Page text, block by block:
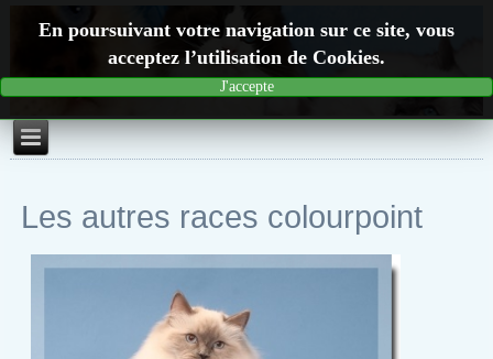
Les autres races colourpoint
En poursuivant votre navigation sur ce site, vous
acceptez l’utilisation de Cookies.
J'accepte